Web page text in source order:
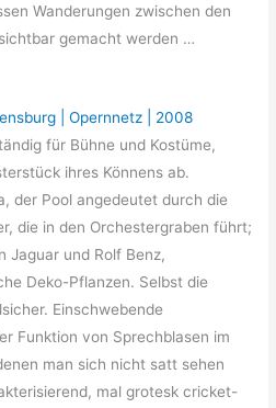
Wanderungen zwischen den
gemacht werden …
| Opernnetz | 2008
für Bühne und Kostüme,
ihres Könnens ab.
der Pool angedeutet durch die
die in den Orchestergraben führt;
Jaguar und Rolf Benz,
Deko-Pflanzen. Selbst die
Einschwebende
Funktion von Sprechblasen im
man sich nicht satt sehen
mal grotesk cricket-